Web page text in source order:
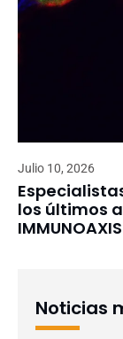
Julio 10, 2026
los últimos
Noticias